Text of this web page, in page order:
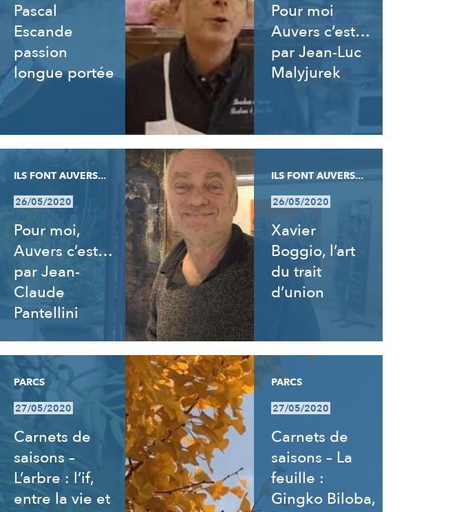
Pascal
Escande
passion
longue portée
Pour moi
Auvers c’est…
par Jean-Luc
Malyjurek
ILS FONT AUVERS...
26/05/2020
Pour moi,
Auvers c’est…
par Jean-
Claude
Pantellini
ILS FONT AUVERS...
26/05/2020
Xavier
Boggio, l’art
du trait
d’union
PARCS
27/05/2020
Carnets de
saisons –
L’arbre : l’if,
entre la vie et
PARCS
27/05/2020
Carnets de
saisons – La
feuille :
Gingko Biloba,